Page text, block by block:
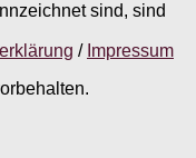
sind, sind
/ Impressum